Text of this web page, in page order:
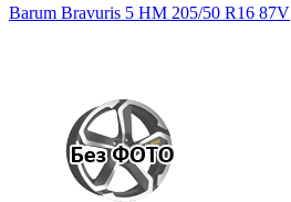
Barum Bravuris 5 HM 205/50 R16 87V